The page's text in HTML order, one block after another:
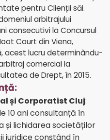
pentru Clienții săi.
arbitrajului
consecutivi la Concursul
Court din Viena,
acest lucru determinându-
comercial la
de Drept, în 2015.
și Corporatist Cluj:
10 ani consultanță în
și lichidarea societăților
juridice constând în